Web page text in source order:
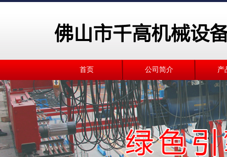
首页 公司简介 产